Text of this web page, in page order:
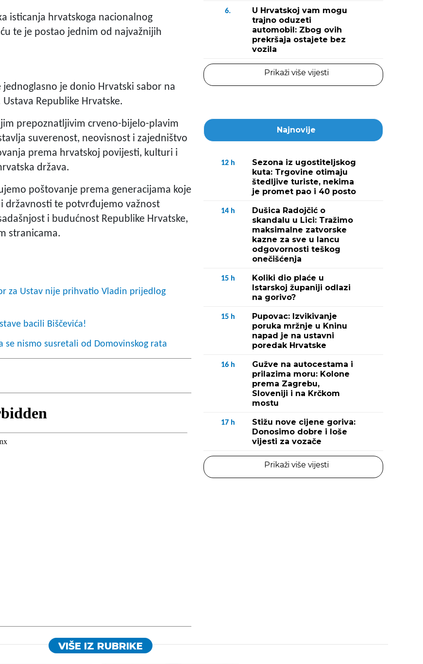
isticanja hrvatskoga nacionalnog
te je postao jednim od najvažnijih
je donio Hrvatski sabor na
Republike Hrvatske.
prepoznatljivim crveno-bijelo-plavim
suverenost, neovisnost i zajedništvo
prema hrvatskoj povijesti, kulturi i
država.
poštovanje prema generacijama koje
državnosti te potvrđujemo važnost
i budućnost Republike Hrvatske,
stranicama.
za Ustav nije prihvatio Vladin prijedlog
bacili Biščevića!
se nismo susretali od Domovinskog rata
6.
U Hrvatskoj vam mogu
trajno oduzeti
automobil: Zbog ovih
prekršaja ostajete bez
vozila
Prikaži više vijesti
Najnovije
12 h
Sezona iz ugostiteljskog
kuta: Trgovine otimaju
štedljive turiste, nekima
je promet pao i 40 posto
14 h
Dušica Radojčić o
skandalu u Lici: Tražimo
maksimalne zatvorske
kazne za sve u lancu
odgovornosti teškog
onečišćenja
15 h
Koliki dio plaće u
Istarskoj županiji odlazi
na gorivo?
15 h
Pupovac: Izvikivanje
poruka mržnje u Kninu
napad je na ustavni
poredak Hrvatske
16 h
Gužve na autocestama i
prilazima moru: Kolone
prema Zagrebu,
Sloveniji i na Krčkom
mostu
17 h
Stižu nove cijene goriva:
Donosimo dobre i loše
vijesti za vozače
Prikaži više vijesti
VIŠE IZ RUBRIKE